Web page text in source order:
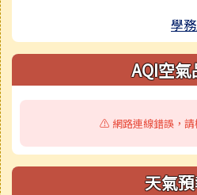
學
AQI空氣
⚠️ 網路連線錯誤，請
天氣